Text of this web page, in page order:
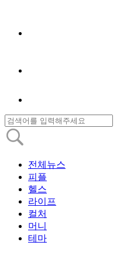
전체뉴스
피플
헬스
라이프
컬처
머니
테마